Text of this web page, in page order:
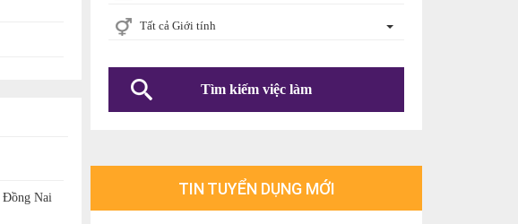
Đồng Nai
Tất cả Giới tính
TIN TUYỂN DỤNG MỚI